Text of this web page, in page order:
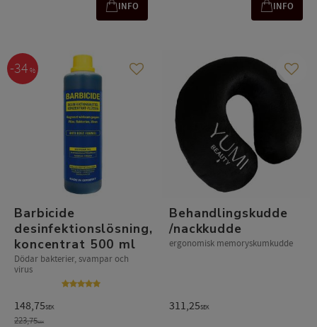
INFO INFO
Barbicide
desinfektionslösning,
koncentrat 500 ml
Dödar bakterier, svampar och
virus
148,75SEK
223,75SEK
34 % Lägg till i favoriter
Behandlingskudde
/nackkudde
ergonomisk memoryskumkudde
311,25SEK